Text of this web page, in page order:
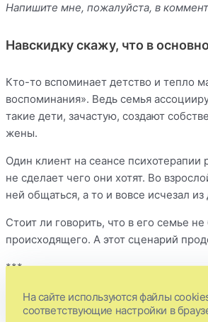
Напишите мне, пожалуйста, в
Навскидку скажу, что в
Кто-то вспоминает детство и тепло
воспоминания». Ведь семья
такие дети, зачастую, создают
жены.
Один клиент на сеансе
не сделает чего они хотят. Во
ней общаться, а то и вовсе исчезал
Стоит ли говорить, что в его семье
происходящего. А этот сценарий
***
Кто-то обижается на мать, что та
На сайте используются файлы
соответствующие настройки в